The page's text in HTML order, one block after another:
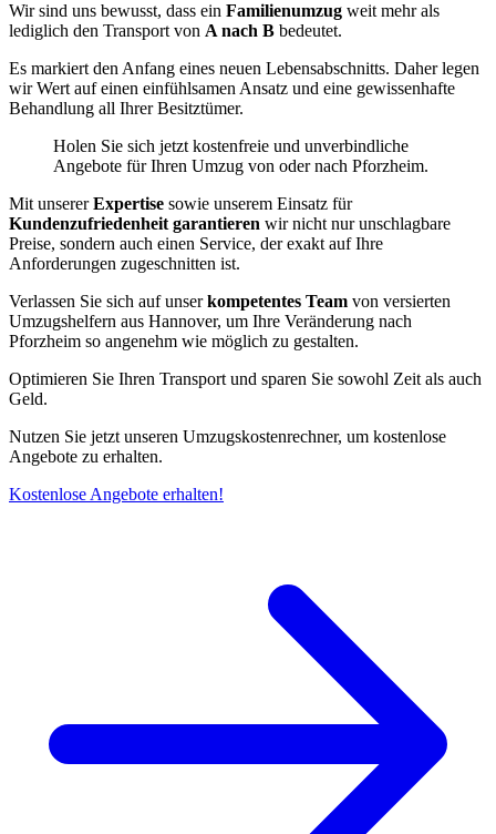
Wir sind uns bewusst, dass ein Familienumzug weit mehr als
lediglich den Transport von A nach B bedeutet.
Es markiert den Anfang eines neuen Lebensabschnitts. Daher legen
wir Wert auf einen einfühlsamen Ansatz und eine gewissenhafte
Behandlung all Ihrer Besitztümer.
Holen Sie sich jetzt kostenfreie und unverbindliche
Angebote für Ihren Umzug von oder nach Pforzheim.
Mit unsererExpertise sowie unserem Einsatz für
Kundenzufriedenheit garantieren wir nicht nur unschlagbare
Preise, sondern auch einen Service, der exakt auf Ihre
Anforderungen zugeschnitten ist.
Verlassen Sie sich auf unserkompetentes Team von versierten
Umzugshelfern aus Hannover, um Ihre Veränderung nach
Pforzheim so angenehm wie möglich zu gestalten.
Optimieren Sie Ihren Transport und sparen Sie sowohl Zeit als auch
Geld.
Nutzen Sie jetzt unseren Umzugskostenrechner, um kostenlose
Angebote zu erhalten.
Kostenlose Angebote erhalten!